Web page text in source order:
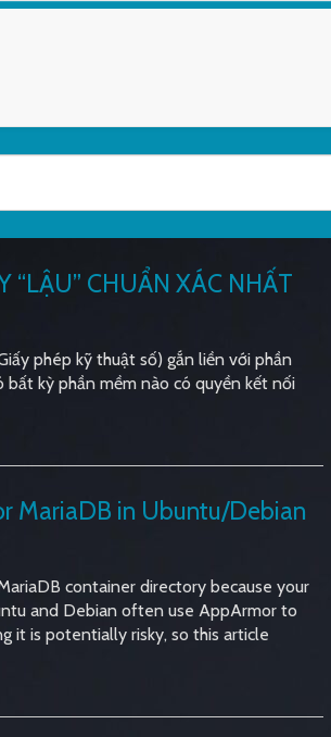
“LẬU” CHUẨN XÁC NHẤT
phép kỹ thuật số) gắn liền với phần
bất kỳ phần mềm nào có quyền kết nối
MariaDB in Ubuntu/Debian
container directory because your
and Debian often use AppArmor to
it is potentially risky, so this article